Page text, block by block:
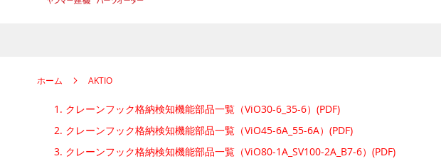
ホーム AKTIO
クレーンフック格納検知機能部品一覧（ViO30-6_35-6）(PDF)
クレーンフック格納検知機能部品一覧（ViO45-6A_55-6A）(PDF)
クレーンフック格納検知機能部品一覧（ViO80-1A_SV100-2A_B7-6）(PDF)